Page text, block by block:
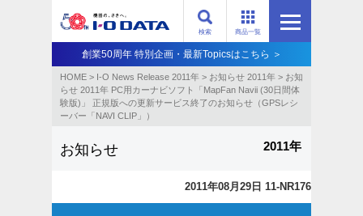
商品一覧
検索
創業50周年 特別企画・最新Topicsはこちら ＞
HOME > I-O News Release 2011年 > お知らせ 2011年 > お知
らせ 2011年 PC用カーナビソフト「MapFan Navii (30日間体
験版)」 正規版への更新サービス終了のお知らせ（GPSレシ
ーバー「NAVI CLIP」）
お知らせ 2011年
2011年08月29日 11-NR176